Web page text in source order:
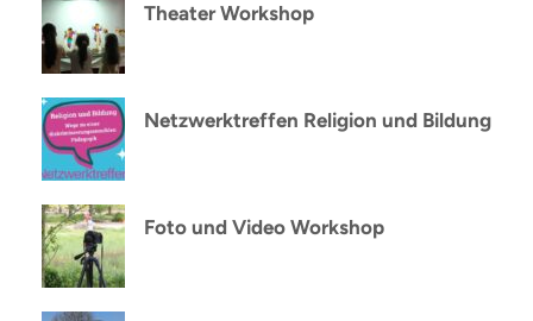
Theater Workshop
Netzwerktreffen Religion und Bildung
Foto und Video Workshop